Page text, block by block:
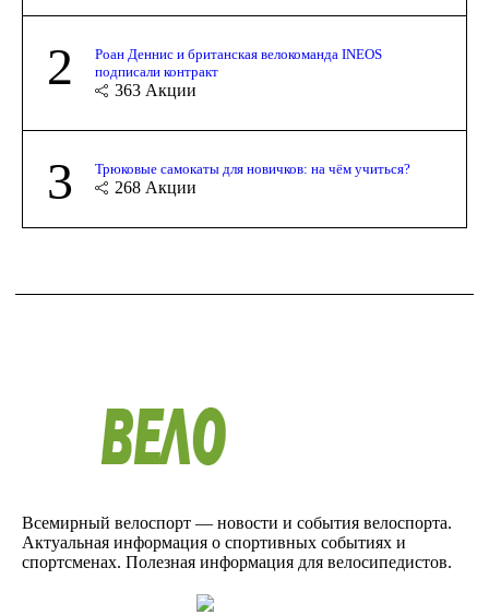
2
Роан Деннис и британская велокоманда INEOS
подписали контракт
363 Акции
3 Трюковые самокаты для новичков: на чём учиться?
268 Акции
Всемирный велоспорт — новости и события велоспорта.
Актуальная информация о спортивных событиях и
спортсменах. Полезная информация для велосипедистов.